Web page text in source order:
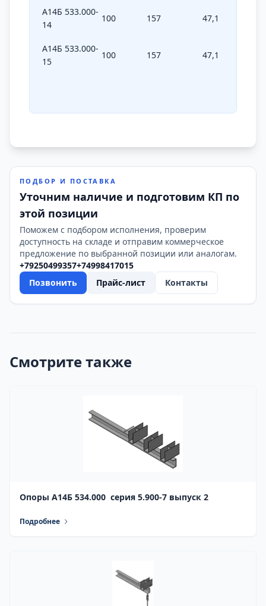
А14Б 533.000-
14
100 157 47,1
А14Б 533.000-
15
100 157 47,1
ПОДБОР И ПОСТАВКА
Уточним наличие и подготовим КП по
этой позиции
Поможем с подбором исполнения, проверим
доступность на складе и отправим коммерческое
предложение по выбранной позиции или аналогам.
+79250499357+74998417015
Позвонить
Прайс-лист Контакты
Смотрите также
Опоры А14Б 534.000 серия 5.900-7 выпуск 2
Подробнее